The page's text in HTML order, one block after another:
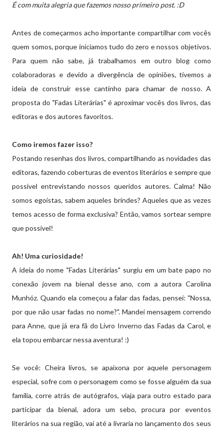
É com muita alegria que fazemos nosso primeiro post. :D
Antes de começarmos acho importante compartilhar com vocês
quem somos, porque iniciamos tudo do zero e nossos objetivos.
Para quem não sabe, já trabalhamos em outro blog como
colaboradoras e devido a divergência de opiniões, tivemos a
ideia de construir esse cantinho para chamar de nosso. A
proposta do "Fadas Literárias" é aproximar vocês dos livros, das
editoras e dos autores favoritos.
Como iremos fazer isso?
Postando resenhas dos livros, compartilhando as novidades das
editoras, fazendo coberturas de eventos literários e sempre que
possível entrevistando nossos queridos autores. Calma! Não
somos egoístas, sabem aqueles brindes? Aqueles que as vezes
temos acesso de forma exclusiva? Então, vamos sortear sempre
que possível!
Ah! Uma curiosidade!
A ideia do nome "Fadas Literárias" surgiu em um bate papo no
conexão jovem na bienal desse ano, com a autora Carolina
Munhóz. Quando ela começou a falar das fadas, pensei: "Nossa,
por que não usar fadas no nome?". Mandei mensagem correndo
para Anne, que já era fã do Livro Inverno das Fadas da Carol, e
ela topou embarcar nessa aventura! :)
Se você: Cheira livros, se apaixona por aquele personagem
especial, sofre com o personagem como se fosse alguém da sua
família, corre atrás de autógrafos, viaja para outro estado para
participar da bienal, adora um sebo, procura por eventos
literários na sua região, vai até a livraria no lançamento dos seus